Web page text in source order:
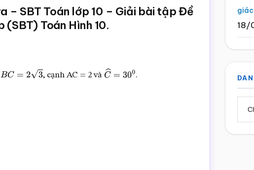
– SBT Toán lớp 10 – Giải bài tập Đề
(SBT) Toán Hình 10.
BC= 23 , cạnh AC = 2 và C^ =300 .
giác
18/